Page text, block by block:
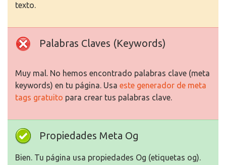
texto.
Palabras Claves (Keywords)
Muy mal. No hemos encontrado palabras clave (meta
keywords) en tu página. Usa este generador de meta
tags gratuito para crear tus palabras clave.
Propiedades Meta Og
Bien. Tu página usa propiedades Og (etiquetas og).